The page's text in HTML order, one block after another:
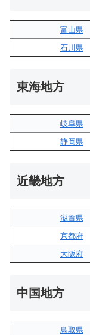
富山県
石川県
東海地方
岐阜県
静岡県
近畿地方
滋賀県
京都府
大阪府
中国地方
鳥取県